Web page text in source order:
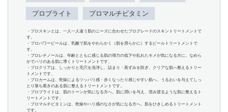
プロブライト プロマルチビタミン
・プロスキンとは、一人一人違う肌のニーズに合わせたプログレードのスキントリートメントで
す。
・プロパワーピールは、乳酸で肌をやわらかく（肌を滑らかに）するピールトリートメントで
す。
・プロレチノールは、年齢とともに感じる肌の弾力の低下や乱れたキメが気になる方に。なめら
かでハリのある肌に導くトリートメントです。
・プロクリアは、しっかりと毛穴を洗浄し、詰まり・黒ずみを防ぎ、クリアな肌へ整えるトリー
トメントです。
・プロカームは、乾燥によるツッパリ感・赤くなったり感じやすい肌へ。うるおいを与えてしっ
とり落ち着きのある肌に整えるトリートメントです。
・プロブライトは、肌のトーンが気になる方へ。肌に潤いを与え、澄み渡るような肌に整えるト
リートメントです。
・プロマルチビタミンは、乾燥やハリ感のなさが気になる方へ。肌をひきしめるトリートメント
です。